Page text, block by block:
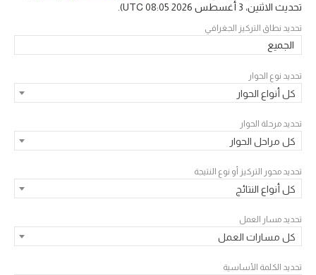
تحديث الاثنين، 3 أغسطس 2026 08:05 UTC ).
تحديد نطاق التركيز الجغرافي
الجميع
تحديد نوع الحوار
كل أنواع الحوار
تحديد مرحلة الحوار
كل مراحل الحوار
تحديد محور التركيز أو نوع النتيجة
كل أنواع النتائج
تحديد مسار العمل
كل مسارات العمل
تحديد الكلمة الأساسية